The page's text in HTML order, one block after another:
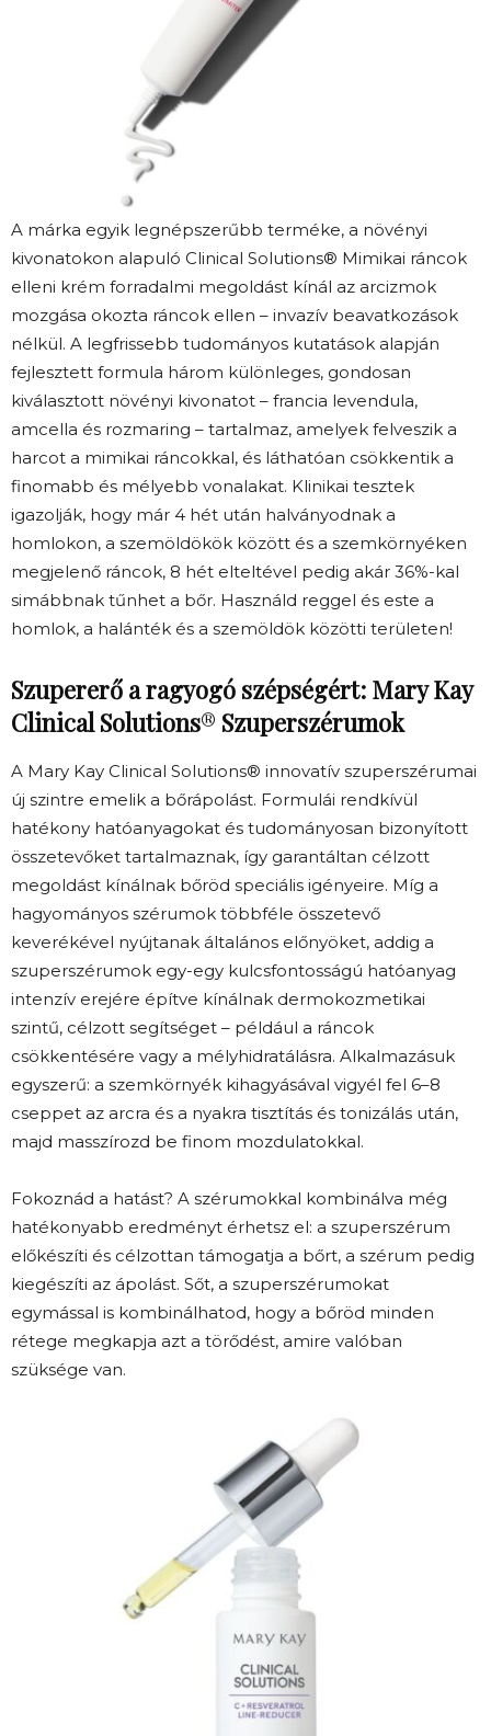
A márka egyik legnépszerűbb terméke, a növényi
kivonatokon alapuló Clinical Solutions® Mimikai ráncok
elleni krém forradalmi megoldást kínál az arcizmok
mozgása okozta ráncok ellen – invazív beavatkozások
nélkül. A legfrissebb tudományos kutatások alapján
fejlesztett formula három különleges, gondosan
kiválasztott növényi kivonatot – francia levendula,
amcella és rozmaring – tartalmaz, amelyek felveszik a
harcot a mimikai ráncokkal, és láthatóan csökkentik a
finomabb és mélyebb vonalakat. Klinikai tesztek
igazolják, hogy már 4 hét után halványodnak a
homlokon, a szemöldökök között és a szemkörnyéken
megjelenő ráncok, 8 hét elteltével pedig akár 36%-kal
simábbnak tűnhet a bőr. Használd reggel és este a
homlok, a halánték és a szemöldök közötti területen!
Szupererő a ragyogó szépségért: Mary Kay
Clinical Solutions® Szuperszérumok
A Mary Kay Clinical Solutions® innovatív szuperszérumai
új szintre emelik a bőrápolást. Formulái rendkívül
hatékony hatóanyagokat és tudományosan bizonyított
összetevőket tartalmaznak, így garantáltan célzott
megoldást kínálnak bőröd speciális igényeire. Míg a
hagyományos szérumok többféle összetevő
keverékével nyújtanak általános előnyöket, addig a
szuperszérumok egy-egy kulcsfontosságú hatóanyag
intenzív erejére építve kínálnak dermokozmetikai
szintű, célzott segítséget – például a ráncok
csökkentésére vagy a mélyhidratálásra. Alkalmazásuk
egyszerű: a szemkörnyék kihagyásával vigyél fel 6–8
cseppet az arcra és a nyakra tisztítás és tonizálás után,
majd masszírozd be finom mozdulatokkal.
Fokoznád a hatást? A szérumokkal kombinálva még
hatékonyabb eredményt érhetsz el: a szuperszérum
előkészíti és célzottan támogatja a bőrt, a szérum pedig
kiegészíti az ápolást. Sőt, a szuperszérumokat
egymással is kombinálhatod, hogy a bőröd minden
rétege megkapja azt a törődést, amire valóban
szüksége van.